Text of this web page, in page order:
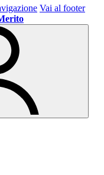
Vai al footer